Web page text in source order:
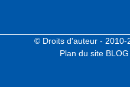
© Droits d'auteur - 2010-
Plan du siteBLOG